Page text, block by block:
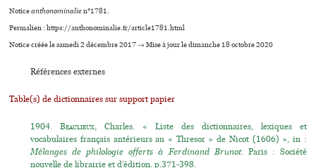
Noticeanthonominalien°1781.
Permalien : https://anthonominalie.fr/article1781.html
Notice créée le samedi 2 décembre 2017 → Mise à jour le dimanche 18 octobre 2020
Références externes
Table(s) de dictionnaires sur support papier
1904.Beaulieux, Charles. « Liste des dictionnaires, lexiques et
vocabulaires français antérieurs au « Thresor » de Nicot (1606) », in :
Mélanges de philologie offerts à Ferdinand Brunot. Paris : Société
nouvelle de librairie et d’édition. p.371-398.